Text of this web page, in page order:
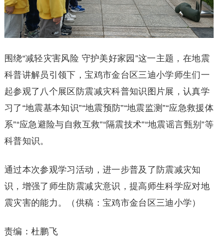
围绕“减轻灾害风险 守护美好家园”这一主题，在地震
科普讲解员引领下，宝鸡市金台区三迪小学师生们一
起参观了八个展区防震减灾科普知识图片展，认真学
习了“地震基本知识”“地震预防”“地震监测”“应急救援体
系”“应急避险与自救互救”“隔震技术”“地震谣言甄别”等
科普知识。
通过本次参观学习活动，进一步普及了防震减灾知
识，增强了师生防震减灾意识，提高师生科学应对地
震灾害的能力。（供稿：宝鸡市金台区三迪小学）
责编：杜鹏飞